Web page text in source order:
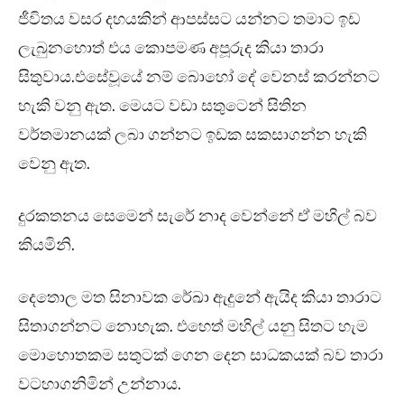
ජීවිතය වසර දහයකින් ආපස්සට යන්නට තමාට ඉඩ
ලැබුනහොත් එය කොපමණ අපූරුද කියා තාරා
සිතුවාය.එසේවූයේ නම් බොහෝ දේ වෙනස් කරන්නට
හැකි වනු ඇත. මෙයට වඩා සතුටෙන් සිතින
වර්තමානයක් ලබා ගන්නට ඉඩක සකසාගන්න හැකි
වෙනු ඇත.
දුරකතනය සෙමෙන් සැරේ නාද වෙන්නේ ඒ මහිල් බව
කියමිනි.
දෙතොල මත සිනාවක රේඛා ඇදුනේ ඇයිද කියා තාරාට
සිතාගන්නට නොහැක. එහෙත් මහිල් යනු සිතට හැම
මොහොතකම සතුටක් ගෙන දෙන සාධකයක් බව තාරා
වටහාගනිමින් උන්නාය.